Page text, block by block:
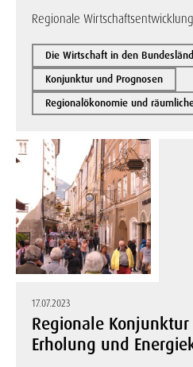
Regionale
Die Wirtschaft in den
Konjunktur und Prognosen
Regionalökonomie und
17.07.2023
Regionale
Erholung und